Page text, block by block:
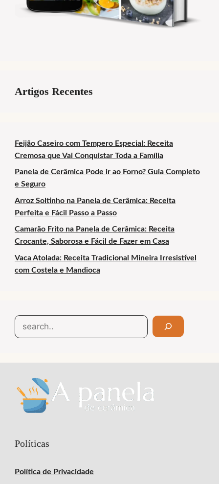
Artigos Recentes
Feijão Caseiro com Tempero Especial: Receita
Cremosa que Vai Conquistar Toda a Família
Panela de Cerâmica Pode ir ao Forno? Guia Completo
e Seguro
Arroz Soltinho na Panela de Cerâmica: Receita
Perfeita e Fácil Passo a Passo
Camarão Frito na Panela de Cerâmica: Receita
Crocante, Saborosa e Fácil de Fazer em Casa
Vaca Atolada: Receita Tradicional Mineira Irresistível
com Costela e Mandioca
Search
Políticas
Política de Privacidade